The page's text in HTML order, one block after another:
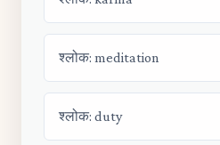
श्लोक: meditation
श्लोक: duty